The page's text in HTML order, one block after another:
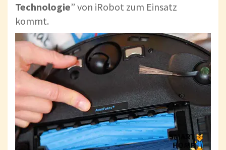
Technologie” von iRobot zum Einsatz
kommt.